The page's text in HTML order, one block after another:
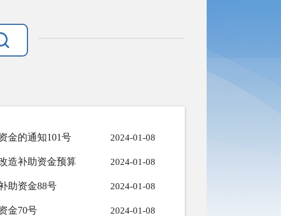
金的通知101号 2024-01-08
造补助资金预算 2024-01-08
助资金88号 2024-01-08
金70号 2024-01-08